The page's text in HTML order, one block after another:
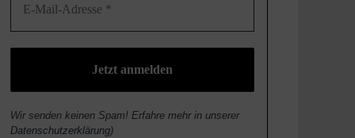
Wir senden keinen Spam! Erfahre mehr in unserer
Datenschutzerklärung)